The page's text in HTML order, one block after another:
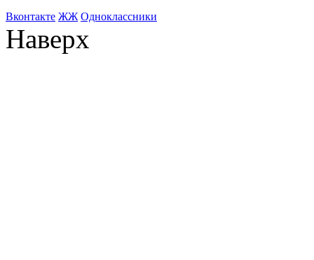
Bконтакте ЖЖ Одноклассники
Наверх